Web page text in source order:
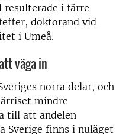
i färre
doktorand vid
i Umeå.
väga in
norra delar, och
mindre
till att andelen
Sverige finns i nuläget